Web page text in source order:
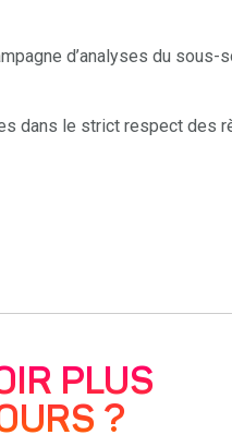
d’analyses du
dans le strict respect des
PLUS
?